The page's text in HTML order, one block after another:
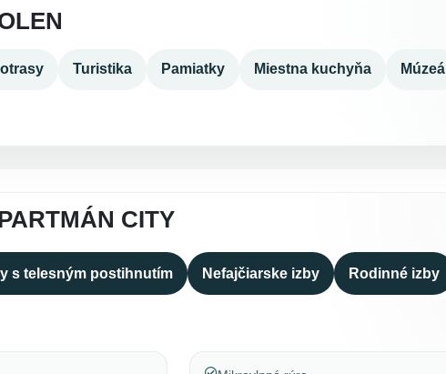
Turistika Pamiatky Miestna kuchyňa Múzeá
CITY
s telesným postihnutím Nefajčiarske izby Rodinné izby